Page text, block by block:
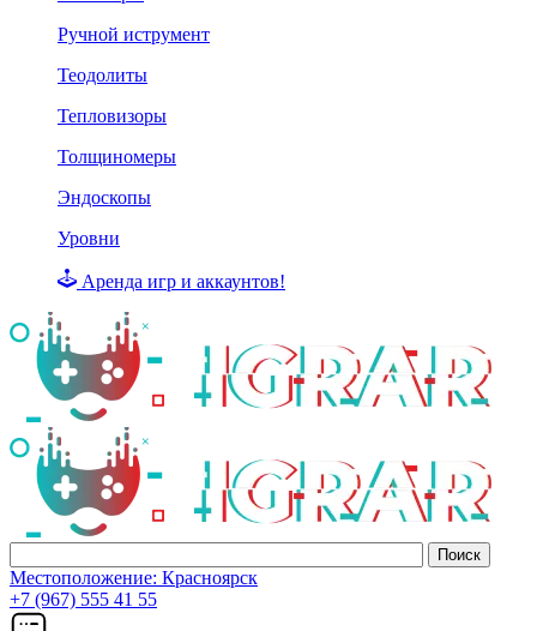
Ручной иструмент
Теодолиты
Тепловизоры
Толщиномеры
Эндоскопы
Уровни
Аренда игр и аккаунтов!
Местоположение: Красноярск
+7 (967) 555 41 55